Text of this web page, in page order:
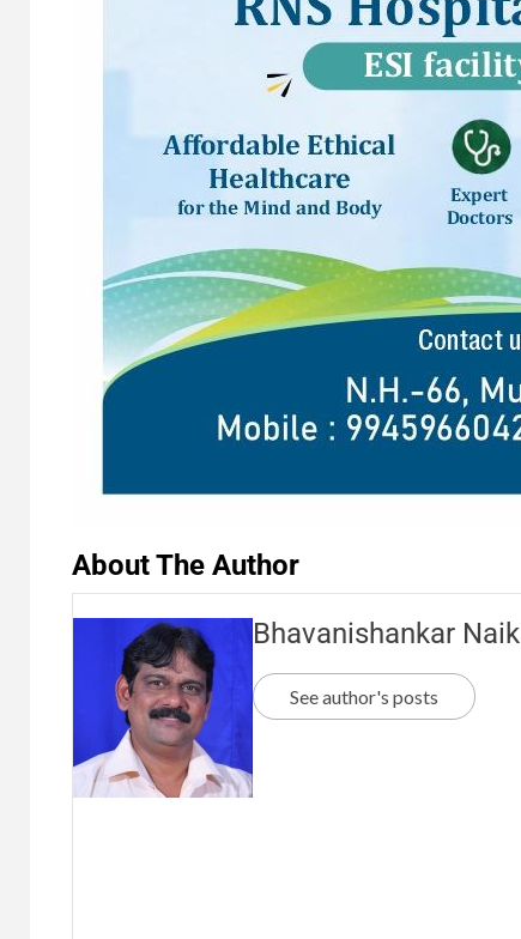
About The Author
Bhavanishankar Naik
See author's posts